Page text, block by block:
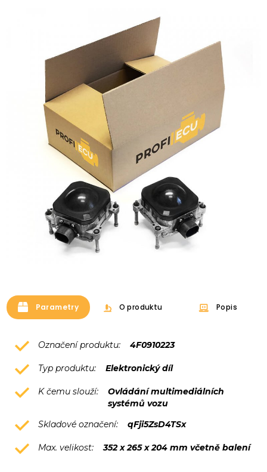
Parametry O produktu Popis
Označení produktu: 4F0910223
Typ produktu: Elektronický díl
K čemu slouží:
Ovládání multimediálních
systémů vozu
Skladové označení:
qFji5ZsD4TSx
Max. velikost: 352 x 265 x 204 mm včetně balení